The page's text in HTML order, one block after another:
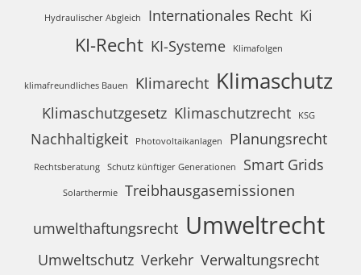
Hydraulischer Abgleich Internationales Recht Ki
KI-Recht KI-Systeme Klimafolgen
klimafreundliches Bauen Klimarecht Klimaschutz
Klimaschutzgesetz Klimaschutzrecht KSG
Nachhaltigkeit Photovoltaikanlagen Planungsrecht
Rechtsberatung Schutz künftiger Generationen Smart Grids
Solarthermie
Treibhausgasemissionen
umwelthaftungsrecht Umweltrecht
Umweltschutz Verkehr Verwaltungsrecht